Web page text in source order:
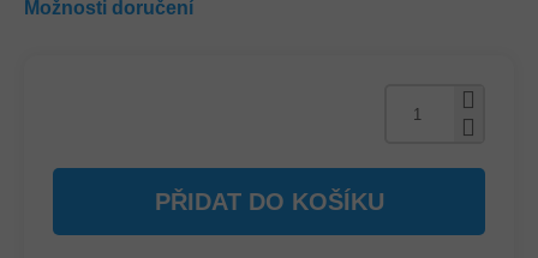
Možnosti doručení
PŘIDAT DO KOŠÍKU